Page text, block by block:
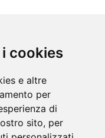
cookies
e altre
per
di
sito, per
cookies
e altre
per
di
sito, per